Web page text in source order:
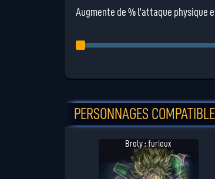
Augmente de % l'attaque physique
PERSONNAGES
Broly : furieux